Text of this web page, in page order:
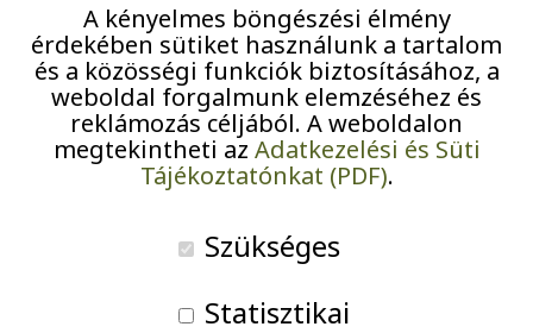
A kényelmes böngészési élmény
érdekében sütiket használunk a tartalom
és a közösségi funkciók biztosításához, a
weboldal forgalmunk elemzéséhez és
reklámozás céljából. A weboldalon
megtekintheti az Adatkezelési és Süti
Tájékoztatónkat (PDF).
Szükséges
Statisztikai